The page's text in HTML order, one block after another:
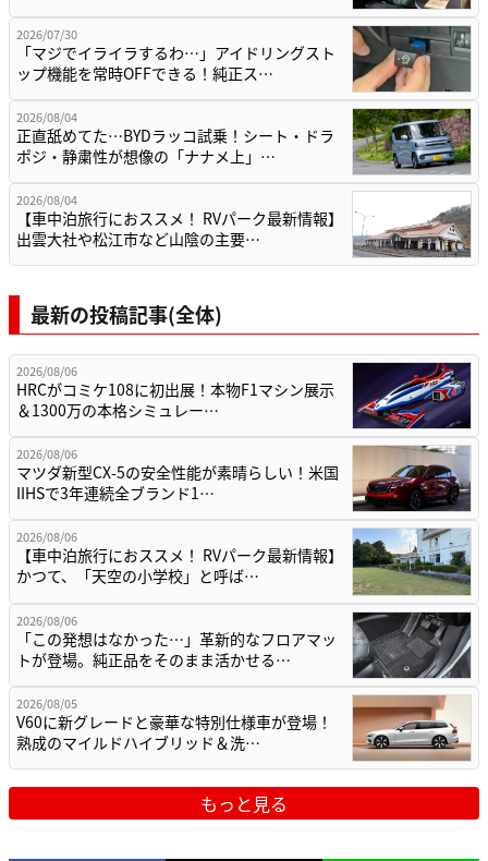
2026/07/30
「マジでイライラするわ…」アイドリングスト
ップ機能を常時OFFできる！純正ス…
2026/08/04
正直舐めてた…BYDラッコ試乗！シート・ドラ
ポジ・静粛性が想像の「ナナメ上」…
2026/08/04
【車中泊旅行におススメ！ RVパーク最新情報】
出雲大社や松江市など山陰の主要…
最新の投稿記事(全体)
2026/08/06
HRCがコミケ108に初出展！本物F1マシン展示
＆1300万の本格シミュレー…
2026/08/06
マツダ新型CX-5の安全性能が素晴らしい！米国
IIHSで3年連続全ブランド1…
2026/08/06
【車中泊旅行におススメ！ RVパーク最新情報】
かつて、「天空の小学校」と呼ば…
2026/08/06
「この発想はなかった…」革新的なフロアマッ
トが登場。純正品をそのまま活かせる…
2026/08/05
V60に新グレードと豪華な特別仕様車が登場！
熟成のマイルドハイブリッド＆洗…
もっと見る